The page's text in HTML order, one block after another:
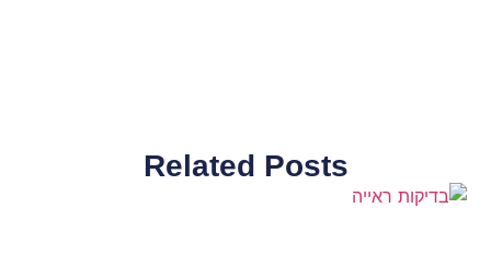
Related Posts